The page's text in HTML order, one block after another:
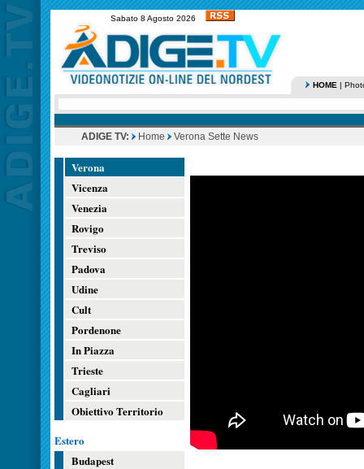
Sabato 8 Agosto 2026
HOME |
ADIGE TV: Home Verona Sette News
Verona
Vicenza
Venezia
Rovigo
Treviso
Padova
Udine
Cult
Pordenone
In Piazza
Trieste
Cagliari
Obiettivo Territorio
Estero
Budapest